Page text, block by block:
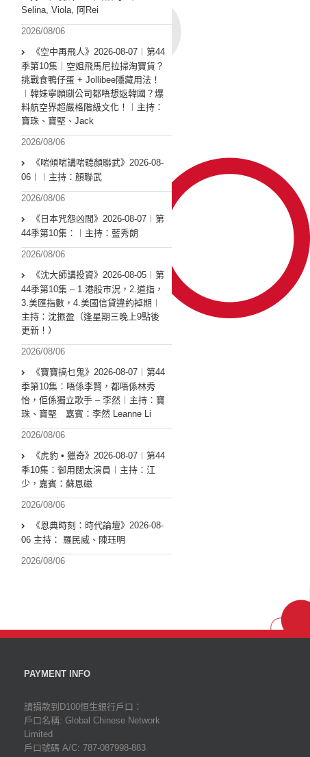
Selina, Viola, 阿Rei
2026/08/06
《空中再飛人》2026-08-07︱第44
季第10集｜空姐飛馬尼拉掃淘寶貨？
挑戰食鴨仔蛋 + Jollibee隱藏用法！
︱韓妹寧願瞓公司都唔想返韓國？爆
料航空界超嚴格階級文化！︱主持：
寶珠、寶堅、Jack
2026/08/06
《啱傾啱講啱聽顏聯武》2026-08-
06︱︱主持：顏聯武
2026/08/06
《日本咒怨凶間》2026-08-07︱第
44季第10集：︱主持：藍秀朗
2026/08/06
《沈大師講投資》2026-08-05︱第
44季第10集 – 1.港股市況，2.道指，
3.美匯指數，4.美國信貸違約掉期︱
主持：沈振盈（逢星期三晚上9點後
更新！）
2026/08/06
《寶寶搞乜鬼》2026-08-07︱第44
季第10集︰唔係李賢，都唔係林秀
怡，佢係獨立歌手 – 李然︱主持：寶
珠、寶堅 嘉賓：李然 Leanne Li
2026/08/06
《虎豹 • 獵奇》2026-08-07︱第44
季10集：御用闊太演員︱主持：江
少，嘉賓：蘇恩磁
2026/08/06
《恩典時刻：時代論壇》2026-08-
06 主持： 羅民威、陳珏明
2026/08/06
PAYMENT INFO
請捐款到D100恒生銀行戶口：
戶口名稱: Global Chinese Network
Limited
戶口號碼 A/C: 787-087998-883